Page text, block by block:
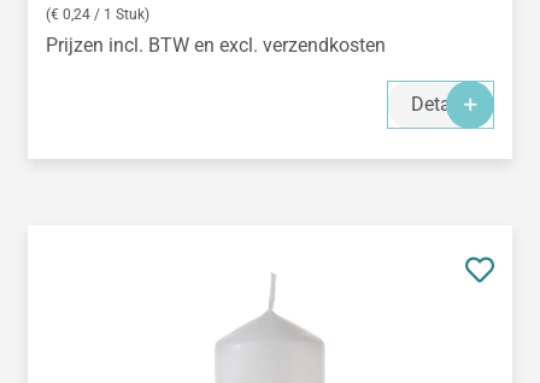
(€ 0,24 / 1 Stuk)
Prijzen incl. BTW en excl. verzendkosten
Details